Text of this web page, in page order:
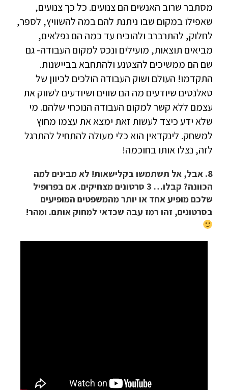
מסתבר שרוב האנשים הם צנועים. כל כך צנועים,
שאפילו במקום שבו ניתנת להם במה להשוויץ, לספר,
לחלוק, להתרברב ולהוכיח עד כמה הם נפלאים,
מביאים תוצאות, מועילים ונכס למקום העבודה- גם
שם הם ממשיכים להצטנע ולהתחבא בביישנות.
התקדמו! העולם ושוק העבודה הולכים לכיוון של
טאלנטים שיודעים מה הם שווים ושיודעים לשווק את
עצמם ללא קשר למקום העבודה הנוכחי שלהם. מי
שלא ידע כיצד לעשות זאת ימצא את עצמו מחוץ
למשחק. לינקדאין הוא כלי מעולה להתחיל להתרגל
לזה, נצלו אותו בחוכמה!
8. אבל, אל תשתמשו בקלישאות! לא מבינים למה
הכוונה? קבלו… 3 סרטונים מצחיקים. אם בפרופיל
שלכם מופיע אחד או יותר מהמשפטים המופיעים
בסרטונים, זהו רמז עבה שכדאי למחוק אותם. ומהר!